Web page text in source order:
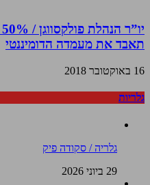
תאבד את מעמדה הדומיננטי
16 באוקטובר 2018
גלריות
גלריה / סקודה פיק
29 ביוני 2026